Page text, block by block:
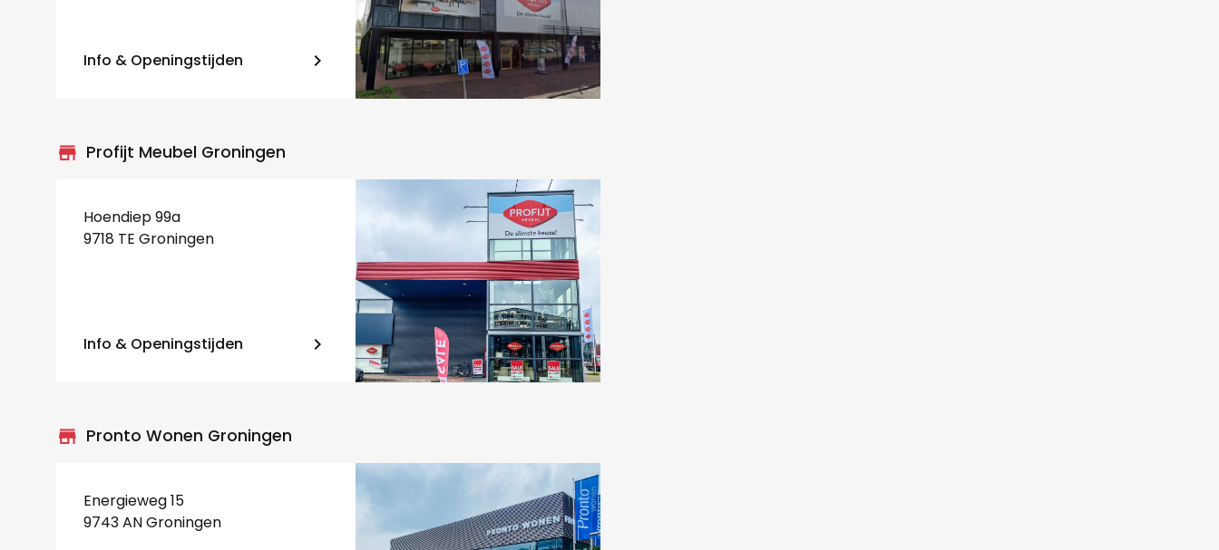
Info & Openingstijden keyboard_arrow_right
store_mall_directory Profijt Meubel Groningen
Hoendiep 99a
9718 TE Groningen
Info & Openingstijden keyboard_arrow_right
store_mall_directory Pronto Wonen Groningen
Energieweg 15
9743 AN Groningen